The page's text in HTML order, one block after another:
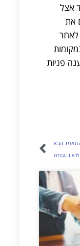
אצל
את
לאחר
פניות
הבא
עבודה